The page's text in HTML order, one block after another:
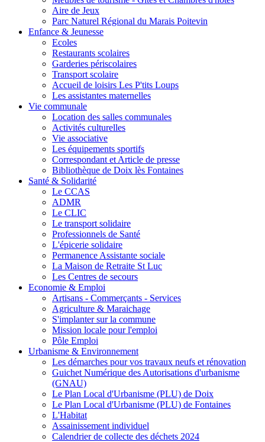
Aire de Jeux
Parc Naturel Régional du Marais Poitevin
Enfance & Jeunesse
Ecoles
Restaurants scolaires
Garderies périscolaires
Transport scolaire
Accueil de loisirs Les P'tits Loups
Les assistantes maternelles
Vie communale
Location des salles communales
Activités culturelles
Vie associative
Les équipements sportifs
Correspondant et Article de presse
Bibliothèque de Doix lès Fontaines
Santé & Solidarité
Le CCAS
ADMR
Le CLIC
Le transport solidaire
Professionnels de Santé
L'épicerie solidaire
Permanence Assistante sociale
La Maison de Retraite St Luc
Les Centres de secours
Economie & Emploi
Artisans - Commerçants - Services
Agriculture & Maraichage
S'implanter sur la commune
Mission locale pour l'emploi
Pôle Emploi
Urbanisme & Environnement
Les démarches pour vos travaux neufs et rénovation
Guichet Numérique des Autorisations d'urbanisme
(GNAU)
Le Plan Local d'Urbanisme (PLU) de Doix
Le Plan Local d'Urbanisme (PLU) de Fontaines
L'Habitat
Assainissement individuel
Calendrier de collecte des déchets 2024